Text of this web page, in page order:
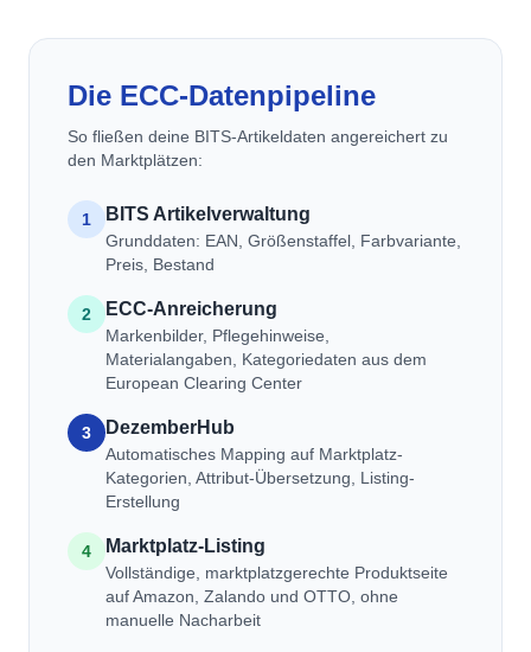
Die ECC-Datenpipeline
So fließen deine BITS-Artikeldaten angereichert zu
den Marktplätzen:
1 BITS Artikelverwaltung
Grunddaten: EAN, Größenstaffel, Farbvariante,
Preis, Bestand
2 ECC-Anreicherung
Markenbilder, Pflegehinweise,
Materialangaben, Kategoriedaten aus dem
European Clearing Center
3 DezemberHub
Automatisches Mapping auf Marktplatz-
Kategorien, Attribut-Übersetzung, Listing-
Erstellung
4 Marktplatz-Listing
Vollständige, marktplatzgerechte Produktseite
auf Amazon, Zalando und OTTO, ohne
manuelle Nacharbeit